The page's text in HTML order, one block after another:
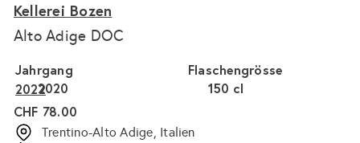
Kellerei Bozen
Alto Adige DOC
Flaschengrösse
150 cl
Jahrgang
2020
2022
Normaler
Preis
CHF 78.00
Trentino-Alto Adige, Italien